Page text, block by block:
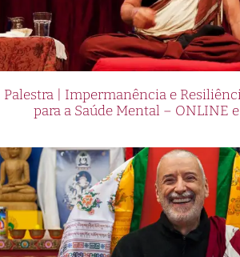
Palestra | Impermanência e
para a Saúde Mental – ONLINE